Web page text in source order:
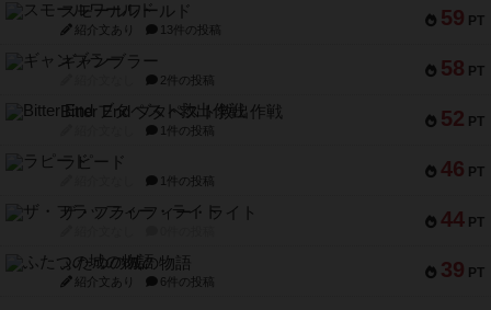
59 PT
スモールワールド
紹介文あり 13件の投稿
58 PT
ギャンブラー
2件の投稿
52 PT
Bitter End ブタペスト救出作戦
1件の投稿
46 PT
ラピード
1件の投稿
44 PT
ザ・フラッフィー・ライト
39 PT
ふたつの城の物語
紹介文あり 6件の投稿